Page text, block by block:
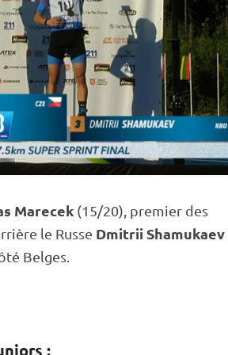
Marecek (15/20), premier des
le Russe Dmitrii Shamukaev
Belges.
: